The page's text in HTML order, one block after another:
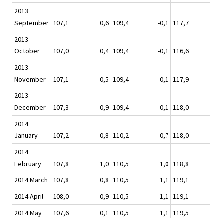
2013
September 107,1 0,6 109,4 -0,1 117,7
2013
October
107,0 0,4 109,4 -0,1 116,6
2013
November
107,1 0,5 109,4 -0,1 117,9
2013
December
107,3 0,9 109,4 -0,1 118,0
2014
January
107,2 0,8 110,2 0,7 118,0
2014
February
107,8 1,0 110,5 1,0 118,8
2014 March
107,8 0,8 110,5 1,1 119,1
2014 April
108,0 0,9 110,5 1,1 119,1
2014 May
107,6 0,1 110,5 1,1 119,5